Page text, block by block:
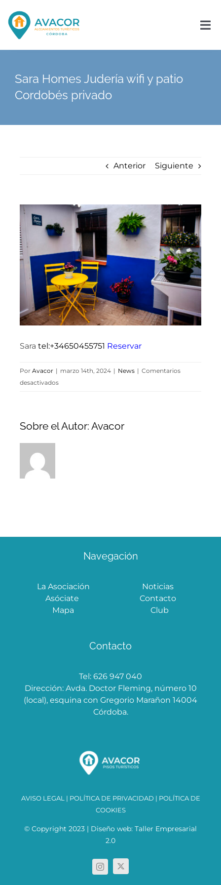
contenido
La Asociación
Área privada
Sara Homes Judería wifi y patio
Cordobés privado
Anterior Siguiente
Ver
imagen
más
grande
Sara tel:+34650455751 Reservar
Por Avacor | marzo 14th, 2024 | News | Comentarios
desactivadosen
wifi
Sobre el Autor: Avacor
Navegación
La Asociación
Asóciate
Mapa
Noticias
Contacto
Club
Contacto
Tel: 626 947 040
Dirección: Avda. Doctor Fleming, número 10
(local), esquina con Gregorio Marañon 14004
Córdoba.
AVISO LEGAL | POLÍTICA DE PRIVACIDAD | POLÍTICA DE
COOKIES
© Copyright 2023 | Diseño web: Taller Empresarial
2.0